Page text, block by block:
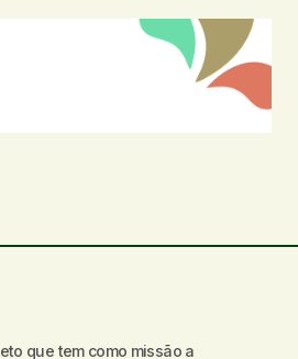
que tem como missão a